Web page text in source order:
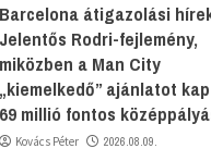
Barcelona átigazolási
Jelentős Rodri-fejlemény,
miközben a Man City
„kiemelkedő” ajánlatot
69 millió fontos
Kovács Péter 2026.08.09.